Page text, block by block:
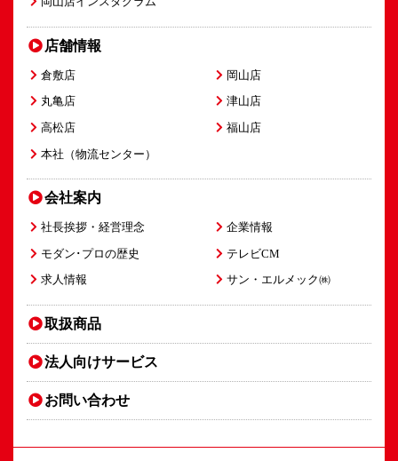
店舗情報
倉敷店
丸亀店
高松店
本社（物流センター）
岡山店
津山店
福山店
会社案内
社長挨拶・経営理念
モダン･プロの歴史
求人情報
企業情報
テレビCM
サン・エルメック㈱
取扱商品
法人向けサービス
お問い合わせ